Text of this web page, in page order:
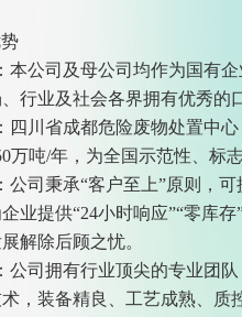
本公司及母公司均作为国有
行业及社会各界拥有优秀的
四川省成都危险废物处置中
万吨/年，为全国示范性、标志
公司秉承“客户至上”原则，
业提供“24小时响应”“零库
解除后顾之忧。
公司拥有行业顶尖的专业团
，装备精良、工艺成熟、质